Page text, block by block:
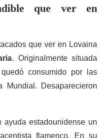
que ver en
que ver en Lovaina
. Originalmente situada
consumido por las
Mundial. Desaparecieron
ayuda estadounidense un
flamenco. En su